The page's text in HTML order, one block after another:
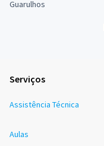
Guarulhos
Serviços
Assistência Técnica
Aulas